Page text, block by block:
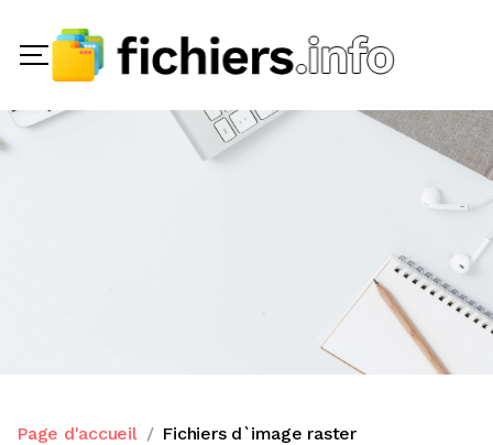
Page d'accueil
Fichiers d`image raster